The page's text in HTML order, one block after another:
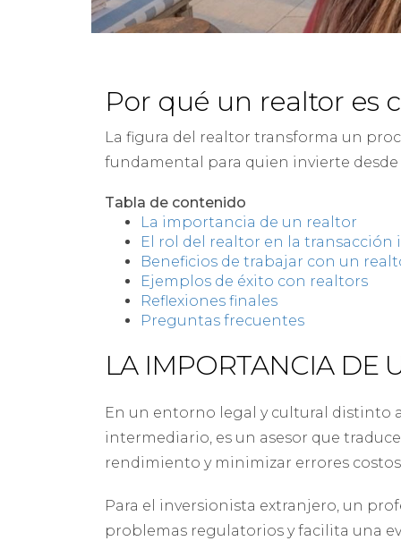
Por qué un realtor es
La figura del realtor transforma un
fundamental para quien invierte desde
Tabla de contenido
La importancia de un realtor
El rol del realtor en la
Beneficios de trabajar con un
Ejemplos de éxito con realtors
Reflexiones finales
Preguntas frecuentes
LA IMPORTANCIA DE
En un entorno legal y cultural distinto
intermediario, es un asesor que
rendimiento y minimizar errores
Para el inversionista extranjero, un
problemas regulatorios y facilita una